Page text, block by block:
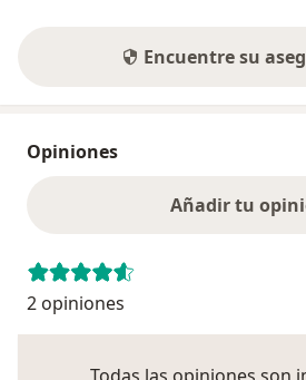
Encuentre su
Opiniones
Añadir tu
2 opiniones